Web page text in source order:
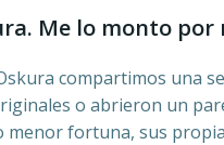
Me lo monto por
compartimos una
o abrieron un
fortuna, sus